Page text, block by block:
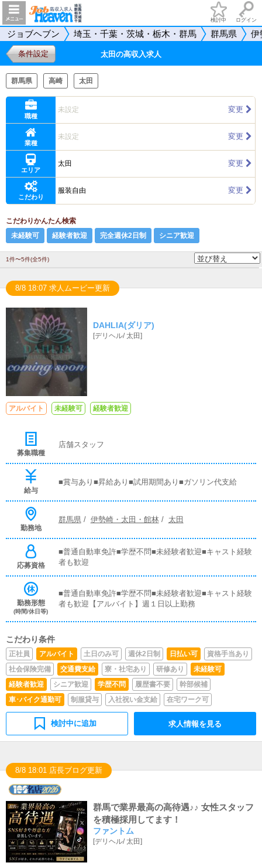
検討中 ログイン
ジョブヘブン 埼玉・千葉・茨城・栃木・群馬 群馬県 伊
条件設定 太田の高収入求人
群馬県 高崎 太田
職種
未設定 変更
業種
未設定 変更
エリア
太田 変更
こだわり
服装自由 変更
こだわりかんたん検索
未経験可
経験者歓迎 完全週休2日制 シニア歓迎
1件〜5件(全5件)
8/8 18:07 求人ムービー更新
DAHLIA(ダリア)
[デリヘル/ 太田]
アルバイト 未経験可 経験者歓迎
募集職種
店舗スタッフ
給与
■賞与あり■昇給あり■試用期間あり■ガソリン代支給
勤務地
群馬県/ 伊勢崎・太田・館林/ 太田
応募資格
■普通自動車免許■学歴不問■未経験者歓迎■キャスト経験
者も歓迎
勤務形態
(時間/休日等)
■普通自動車免許■学歴不問■未経験者歓迎■キャスト経験
者も歓迎【アルバイト】週１日以上勤務
こだわり条件
正社員 アルバイト 土日のみ可 週休2日制 日払い可
資格手当あり
社会保険完備
交通費支給 寮・社宅あり 研修あり
未経験可
経験者歓迎
シニア歓迎 学歴不問 履歴書不要
幹部候補
車･バイク通勤可
制服貸与 入社祝い金支給 在宅ワーク可
検討中に追加 求人情報を見る
8/8 18:01 店長ブログ更新
群馬で業界最高の高待遇♪♪ 女性スタッフ
を積極採用してます！
ファントム
[デリヘル/ 太田]